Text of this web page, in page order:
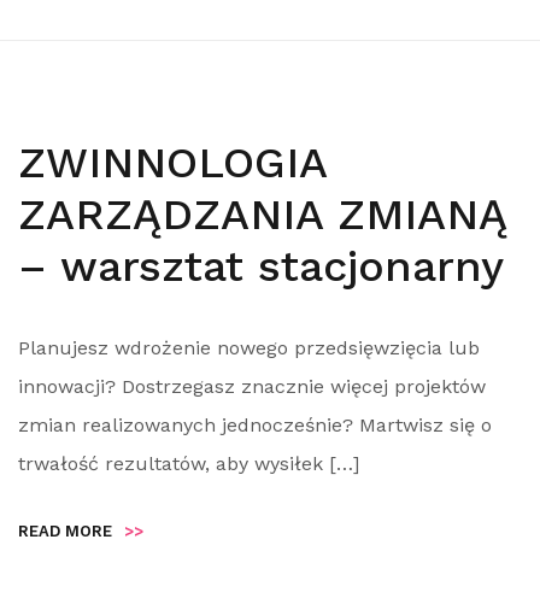
ZWINNOLOGIA
ZARZĄDZANIA ZMIANĄ
– warsztat stacjonarny
Planujesz wdrożenie nowego przedsięwzięcia lub
innowacji? Dostrzegasz znacznie więcej projektów
zmian realizowanych jednocześnie? Martwisz się o
trwałość rezultatów, aby wysiłek […]
READ MORE >>